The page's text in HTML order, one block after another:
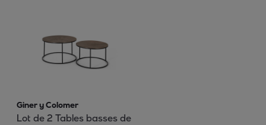
Giner y Colomer
Lot de 2 Tables basses de